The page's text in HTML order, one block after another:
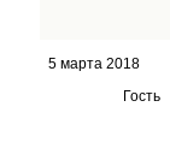
5 марта 2018
Гость